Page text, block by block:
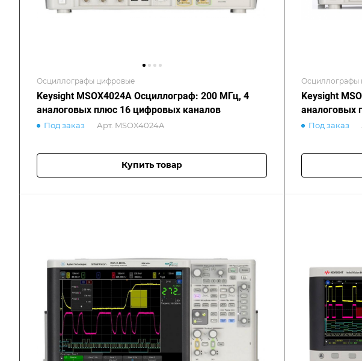
Осциллографы цифровые
Keysight MSOX4024A Осциллограф: 200 МГц, 4
аналоговых плюс 16 цифровых каналов
Под заказ Арт. MSOX4024A
Купить товар
Осциллографы
Keysight
аналоговых
Под заказ